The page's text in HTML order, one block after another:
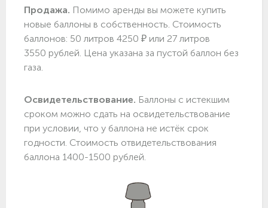
Продажа. Помимо аренды вы можете купить
новые баллоны в собственность. Стоимость
баллонов: 50 литров 4250 ₽ или 27 литров
3550 рублей. Цена указана за пустой баллон без
газа.
Освидетельствование. Баллоны с истекшим
сроком можно сдать на освидетельствование
при условии, что у баллона не истёк срок
годности. Стоимость отвидетельствования
баллона 1400-1500 рублей.